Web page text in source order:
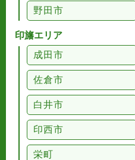
野田市
印旛エリア
成田市
佐倉市
白井市
印西市
栄町